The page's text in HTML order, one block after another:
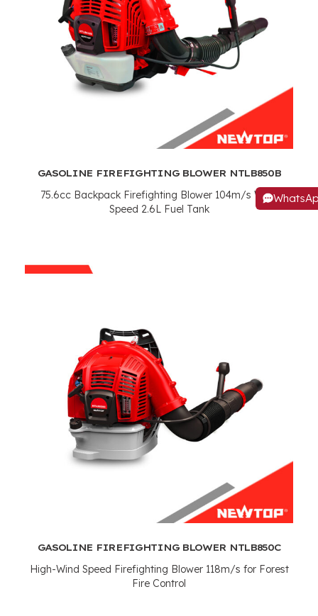
GASOLINE FIREFIGHTING BLOWER NTLB850B
75.6cc Backpack Firefighting Blower 104m/s Wind
Speed 2.6L Fuel Tank
GASOLINE FIREFIGHTING BLOWER NTLB850C
High-Wind Speed Firefighting Blower 118m/s for Forest
Fire Control